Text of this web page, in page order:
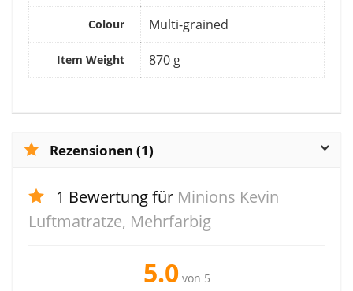
Colour ‎Multi-grained
Item Weight ‎870 g
Rezensionen (1)
1 Bewertung für Minions Kevin
Luftmatratze, Mehrfarbig
5.0 von 5